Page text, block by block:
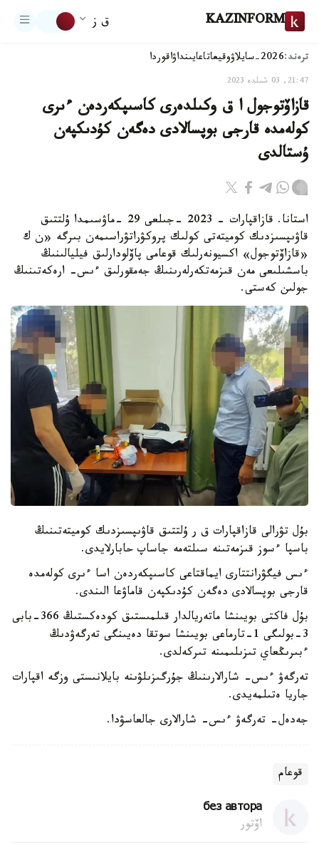
KAZINFORM ق ز
ترەند:2026-سايلاۋ وقيعاتاعايىنداۋاقوردا
21:47, 03 شىلدە 2023
قازاۆتوجول ا ق وكىلدەرى كاسىپكەردەن ءىرى
كولەمدە قارجى بوپسالادى دەگەن كۇدىكپەن
ۇستالدى
استانا. قازاقپارات - 2023 -جىلعى 29 -ماۋسىمدا ۇلتتىق
قاۋىپسىزدىك كوميتەتى كولىك پروكۋراتۋراسىمەن بىرگە «ن ك
«قازاۆتوجول» اكسيونەرلىك قوعامى پاۆلودارلىق فيليالىنىڭ
باسشىلىعى مەن قىزمەتكەرلەرىنىڭ جەمقورلىق ءىس- ارەكەتىنىڭ
جولىن كەستى.
بۇل تۋرالى قازاقپارات ق ر ۇلتتىق قاۋىپسىزدىك كوميتەتىنىڭ
باسپا ءسوز قىزمەتىنە سىلتەمە جاساپ حابارلايدى.
ءىس فيگۋرانتتارى ايماقتاعى كاسىپكەردەن اسا ءىرى كولەمدە
قارجى بوپسالادى دەگەن كۇدىكپەن قاماۋعا الىندى.
بۇل فاكتى بويىنشا ماتەريالدار قىلمىستىق كودەكستىڭ 366-بابى
3-بولىگى 1-تارماعى بويىنشا سوتقا دەيىنگى تەرگەۋدىڭ
ءبىرىڭعاي تىزىلىمىنە تىركەلدى.
تەرگەۋ ءىس- شارالارىنىڭ جۇرگىزىلۋىنە بايلانىستى وزگە اقپارات
جاريا ەتىلمەيدى.
جەدەل- تەرگەۋ ءىس- شارالارى جالعاسۋدا.
قوعام
без автора
اۆتور